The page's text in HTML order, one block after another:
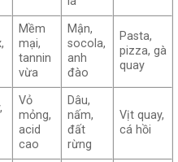
Mềm
mại,
tannin
vừa
Mận,
socola,
anh
đào
Pasta,
pizza, gà
quay
Vỏ
mỏng,
acid
cao
Dâu,
nấm,
đất
rừng
Vịt quay,
cá hồi